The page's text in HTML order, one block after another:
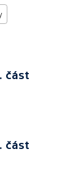
část
část